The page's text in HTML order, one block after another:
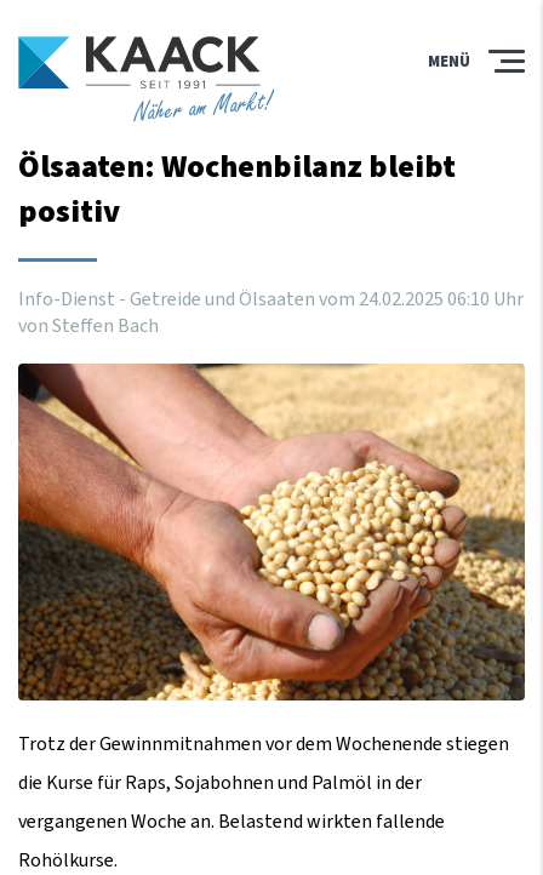
Näher am Markt!
MENÜ
Ölsaaten: Wochenbilanz bleibt
positiv
Info-Dienst - Getreide und Ölsaaten vom 24.02.202506:10 Uhr
von Steffen Bach
Trotz der Gewinnmitnahmen vor dem Wochenende stiegen
die Kurse für Raps, Sojabohnen und Palmöl in der
vergangenen Woche an. Belastend wirkten fallende
Rohölkurse.